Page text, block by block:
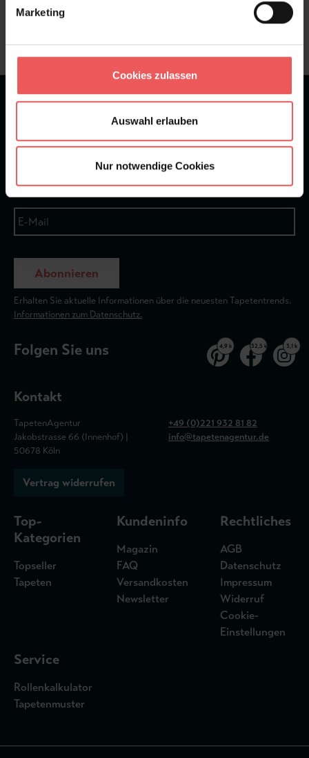
Marketing
Cookies zulassen
Auswahl erlauben
Nur notwendige Cookies
Frage stellen
★★★★★Bei 1245 Bewertungen
Newsletter
Abonnieren
Erhalten Sie aktuelle Informationen über die neuesten Tapetentrends.
Informationen zum Datenschutz.
Folgen Sie uns 4,9 k 32,5 k 3,1 k
Kontakt
TapetenAgentur
Jakobstrasse 66 (Innenhof) |
50678 Köln
+49 (0)221 932 81 82
info@tapetenagentur.de
Vertrag widerrufen
Top-
Kategorien
Topseller
Tapeten
Kundeninfo
Magazin
FAQ
Versandkosten
Newsletter
Rechtliches
AGB
Datenschutz
Impressum
Widerruf
Cookie-
Einstellungen
Service
Rollenkalkulator
Tapetenmuster